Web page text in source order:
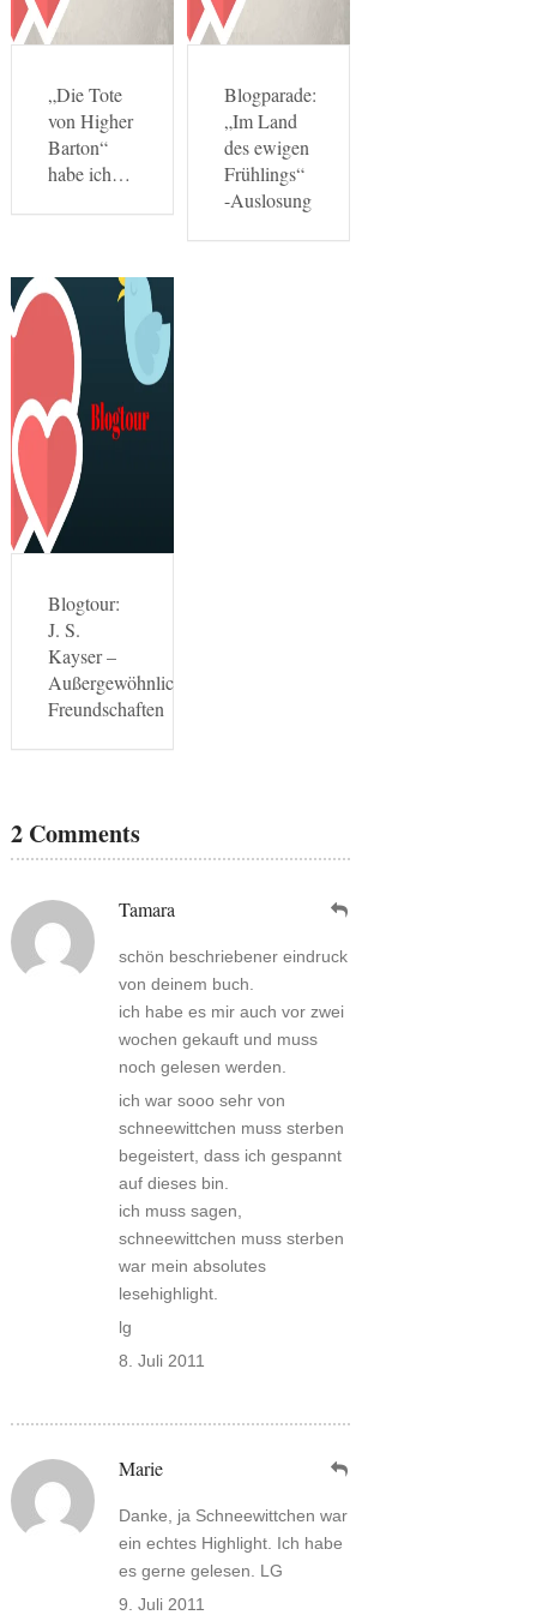
„Die Tote
von Higher
Barton“
habe ich…
Blogparade:
„Im Land
des ewigen
Frühlings“
-Auslosung
Blogtour:
J. S.
Kayser –
Außergewöhnliche
Freundschaften
2 Comments
Tamara
schön beschriebener eindruck
von deinem buch.
ich habe es mir auch vor zwei
wochen gekauft und muss
noch gelesen werden.
ich war sooo sehr von
schneewittchen muss sterben
begeistert, dass ich gespannt
auf dieses bin.
ich muss sagen,
schneewittchen muss sterben
war mein absolutes
lesehighlight.
lg
8. Juli 2011
Marie
Danke, ja Schneewittchen war
ein echtes Highlight. Ich habe
es gerne gelesen. LG
9. Juli 2011